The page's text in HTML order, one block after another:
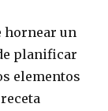
hornear un
planificar
elementos